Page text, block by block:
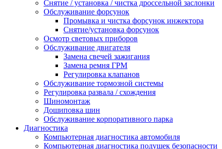
Снятие / установка / чистка дроссельной заслонки
Обслуживание форсунок
Промывка и чистка форсунок инжектора
Снятие/установка форсунок
Осмотр световых приборов
Обслуживание двигателя
Замена свечей зажигания
Замена ремня ГРМ
Регулировка клапанов
Обслуживание тормозной системы
Регулировка развала / схождения
Шиномонтаж
Дошиповка шин
Обслуживание корпоративного парка
Диагностика
Компьютерная диагностика автомобиля
Компьютерная диагностика подушек безопасности